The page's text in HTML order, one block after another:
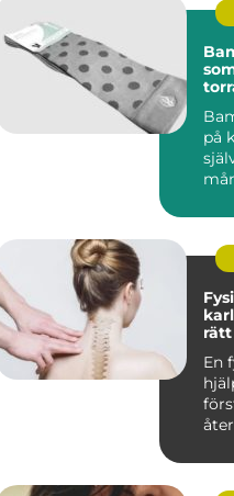
på
karlstad
En
Fö...